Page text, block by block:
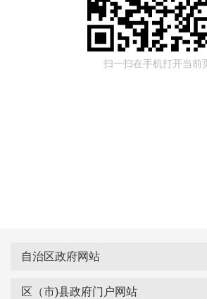
扫一扫在手机打开当前
自治区政府网站
区（市)县政府门户网站